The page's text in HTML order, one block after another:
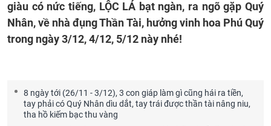
giàu có nức tiếng, LỘC LÁ bạt ngàn, ra ngõ gặp Quý
Nhân, về nhà đụng Thần Tài, hưởng vinh hoa Phú Quý
trong ngày 3/12, 4/12, 5/12 này nhé!
8 ngày tới (26/11 - 3/12), 3 con giáp làm gì cũng hái ra tiền,
tay phải có Quý Nhân dìu dắt, tay trái được thần tài nâng niu,
tha hồ kiếm bạc thu vàng